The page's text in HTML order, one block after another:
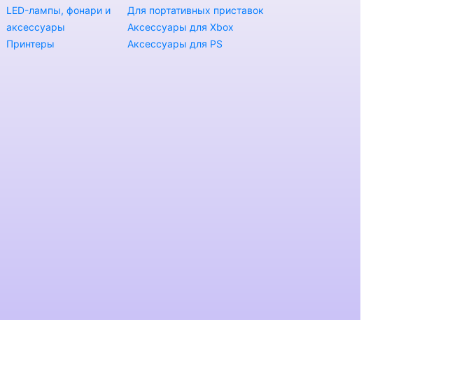
LED-лампы, фонари и
аксессуары
Принтеры
Для портативных приставок
Аксессуары для Xbox
Аксессуары для PS